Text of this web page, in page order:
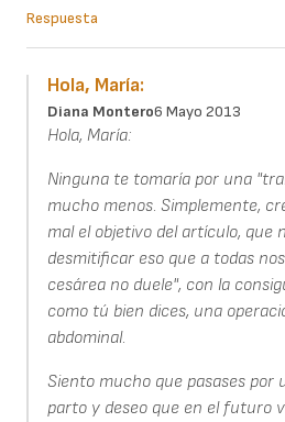
Respuesta
Hola, María:
Diana Montero6 Mayo 2013
Hola, María:
Ninguna te tomaría por una
mucho menos. Simplemente,
mal el objetivo del artículo, que
desmitificar eso que a todas
cesárea no duele", con la
como tú bien dices, una
abdominal.
Siento mucho que pasases por
parto y deseo que en el futuro